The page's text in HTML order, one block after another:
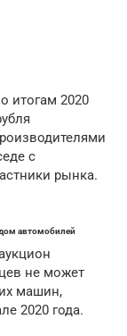
итогам 2020
с
рынка.
автомобилей
не может
машин,
2020 года.